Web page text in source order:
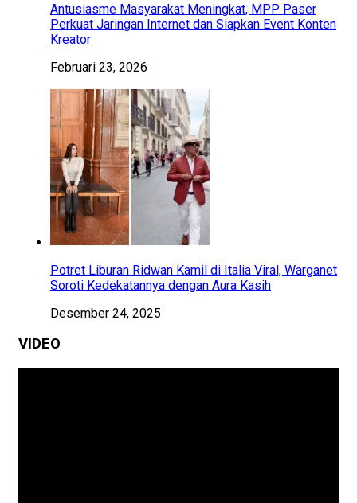
Antusiasme Masyarakat Meningkat, MPP Paser
Perkuat Jaringan Internet dan Siapkan Event Konten
Kreator
Februari 23, 2026
Potret Liburan Ridwan Kamil di Italia Viral, Warganet
Soroti Kedekatannya dengan Aura Kasih
Desember 24, 2025
VIDEO